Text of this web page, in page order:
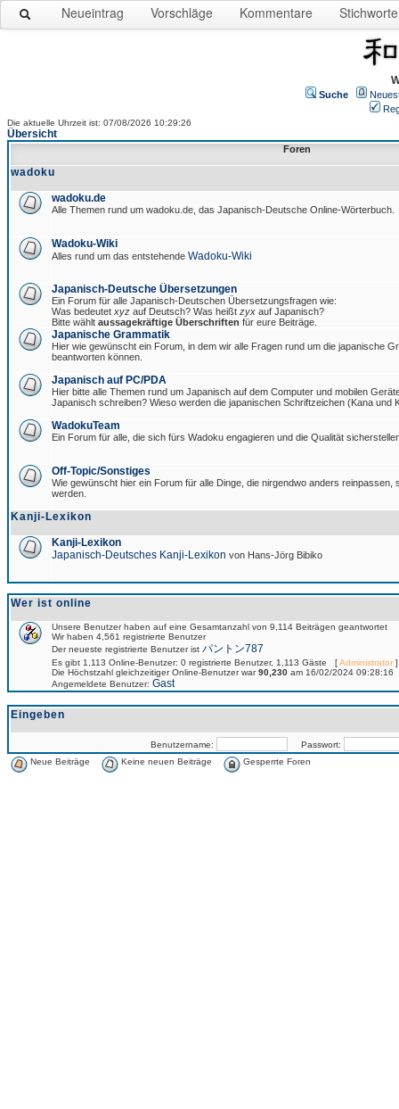
Neueintrag Vorschläge Kommentare Stichworte
Suche
Die aktuelle Uhrzeit ist: 07/08/2026 10:29:26
Übersicht
Foren
wadoku
wadoku.de
Alle Themen rund um wadoku.de, das Japanisch-Deutsche Online-Wörterbuch.
Wadoku-Wiki
Alles rund um das entstehende Wadoku-Wiki
Japanisch-Deutsche Übersetzungen
Ein Forum für alle Japanisch-Deutschen Übersetzungsfragen wie:
Was bedeutet xyz auf Deutsch? Was heißt zyx auf Japanisch?
Bitte wählt aussagekräftige Überschriften für eure Beiträge.
Japanische Grammatik
Hier wie gewünscht ein Forum, in dem wir alle Fragen rund um die japanische
beantworten können.
Japanisch auf PC/PDA
Hier bitte alle Themen rund um Japanisch auf dem Computer und mobilen
Japanisch schreiben? Wieso werden die japanischen Schriftzeichen (Kana und
WadokuTeam
Ein Forum für alle, die sich fürs Wadoku engagieren und die Qualität
Off-Topic/Sonstiges
Wie gewünscht hier ein Forum für alle Dinge, die nirgendwo anders reinpassen,
werden.
Kanji-Lexikon
Kanji-Lexikon
Japanisch-Deutsches Kanji-Lexikon von Hans-Jörg Bibiko
Wer ist online
Unsere Benutzer haben auf eine Gesamtanzahl von 9,114 Beiträgen geantwortet
Wir haben 4,561 registrierte Benutzer
Der neueste registrierte Benutzer ist パントン787
Es gibt 1,113 Online-Benutzer: 0 registrierte Benutzer, 1,113 Gäste [Administrator]
Die Höchstzahl gleichzeitiger Online-Benutzer war90,230 am 16/02/2024 09:28:16
Angemeldete Benutzer: Gast
Eingeben
Benutzername:
Passwort:
Neue Beiträge
Keine neuen Beiträge Gesperrte Foren